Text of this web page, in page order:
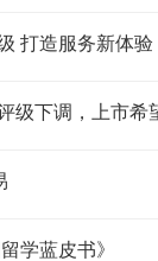
打造服务新体验
级下调，上市希
学蓝皮书》